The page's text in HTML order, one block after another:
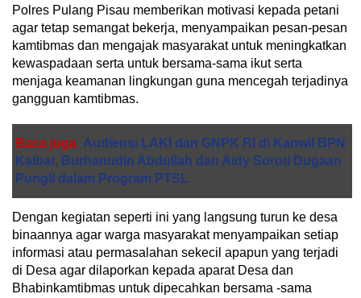
Polres Pulang Pisau memberikan motivasi kepada petani
agar tetap semangat bekerja, menyampaikan pesan-pesan
kamtibmas dan mengajak masyarakat untuk meningkatkan
kewaspadaan serta untuk bersama-sama ikut serta
menjaga keamanan lingkungan guna mencegah terjadinya
gangguan kamtibmas.
Baca juga Audiensi LAKI dan GNPK RI di Kanwil BPN
Kalbar, Burhanudin Abdullah dan Aidy Soroti Dugaan
Pungli dalam Program PTSL
Dengan kegiatan seperti ini yang langsung turun ke desa
binaannya agar warga masyarakat menyampaikan setiap
informasi atau permasalahan sekecil apapun yang terjadi
di Desa agar dilaporkan kepada aparat Desa dan
Bhabinkamtibmas untuk dipecahkan bersama -sama